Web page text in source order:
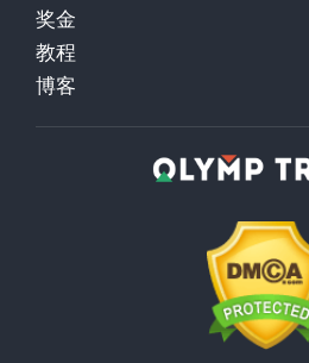
奖金
教程
博客